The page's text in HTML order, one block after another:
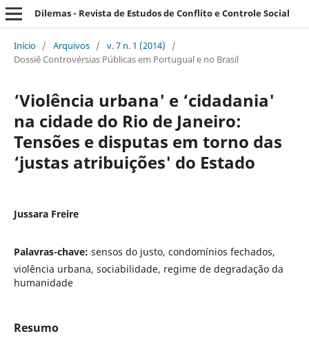
Dilemas - Revista de Estudos de Conflito e Controle Social
Início / Arquivos / v. 7 n. 1 (2014)
/
Dossiê Controvérsias Públicas em Portugual e no Brasil
‘Violência urbana' e ‘cidadania'
na cidade do Rio de Janeiro:
Tensões e disputas em torno das
‘justas atribuições' do Estado
Jussara Freire
Palavras-chave: sensos do justo, condomínios fechados,
violência urbana, sociabilidade, regime de degradação da
humanidade
Resumo